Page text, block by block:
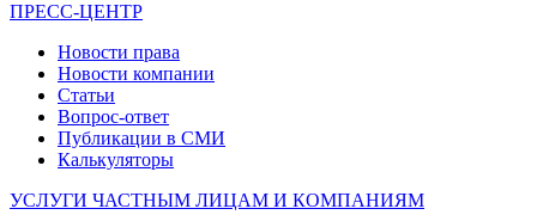
ПРЕСС-ЦЕНТР
Новости права
Новости компании
Статьи
Вопрос-ответ
Публикации в СМИ
Калькуляторы
УСЛУГИ ЧАСТНЫМ ЛИЦАМ И КОМПАНИЯМ